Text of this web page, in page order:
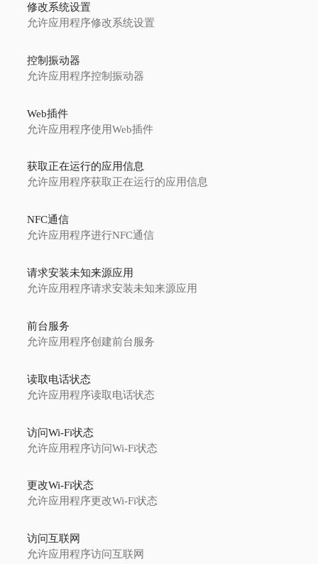
修改系统设置
允许应用程序修改系统设置
控制振动器
允许应用程序控制振动器
Web插件
允许应用程序使用Web插件
获取正在运行的应用信息
允许应用程序获取正在运行的应用信息
NFC通信
允许应用程序进行NFC通信
请求安装未知来源应用
允许应用程序请求安装未知来源应用
前台服务
允许应用程序创建前台服务
读取电话状态
允许应用程序读取电话状态
访问Wi-Fi状态
允许应用程序访问Wi-Fi状态
更改Wi-Fi状态
允许应用程序更改Wi-Fi状态
访问互联网
允许应用程序访问互联网